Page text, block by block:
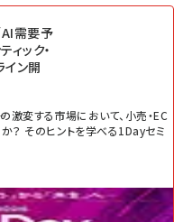
AI需要予
ィック・
ン開
の激変する市場において、小売・EC
？ そのヒントを学べる1Dayセミ